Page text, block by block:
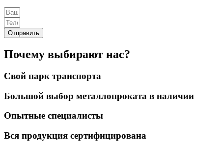
Отправить
Почему выбирают нас?
Свой парк транспорта
Большой выбор металлопроката в наличии
Опытные специалисты
Вся продукция сертифицирована